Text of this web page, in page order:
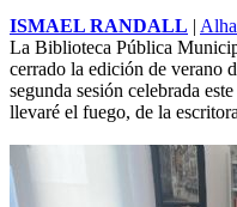
ISMAEL RANDALL |
La Biblioteca Pública
cerrado la edición de verano
segunda sesión celebrada
llevaré el fuego, de la